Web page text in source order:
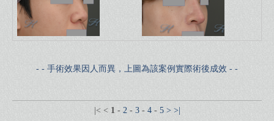
- - 手術效果因人而異，上圖為該案例實際術後成效 - -
|< < 1 - 2 - 3- 4- 5 > >|